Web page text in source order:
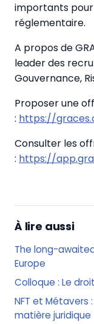
importants
réglementaire.
A propos de
leader des
Gouvernance,
Proposer une
: https://
Consulter les
: https://
À lire aussi
The long-
Europe
Colloque : Le
NFT et Métavers
matière juridique